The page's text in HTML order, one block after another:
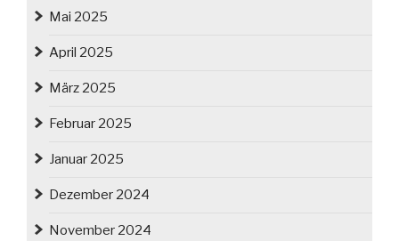
Mai 2025
April 2025
März 2025
Februar 2025
Januar 2025
Dezember 2024
November 2024